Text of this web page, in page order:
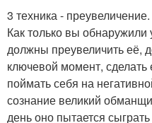
3 техника - преувеличение.
Как только вы
должны преувеличить её,
ключевой момент,
поймать себя на
сознание великий
день оно пытается